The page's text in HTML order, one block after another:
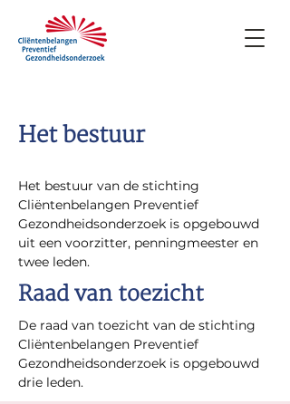
Het bestuur
Het bestuur van de stichting
Cliëntenbelangen Preventief
Gezondheidsonderzoek is opgebouwd
uit een voorzitter, penningmeester en
twee leden.
Raad van toezicht
De raad van toezicht van de stichting
Cliëntenbelangen Preventief
Gezondheidsonderzoek is opgebouwd
drie leden.